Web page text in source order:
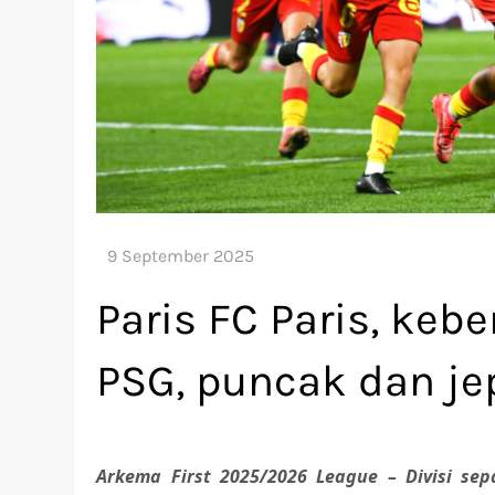
Paris FC Paris,
PSG, puncak dan
Arkema First 2025/2026 League – Divisi